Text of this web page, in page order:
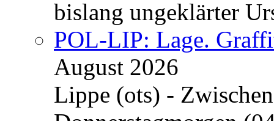
bislang ungeklärter
POL-LIP: Lage.
August 2026
Lippe (ots) -